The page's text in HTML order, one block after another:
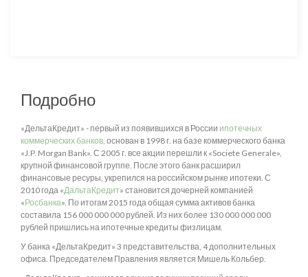
Подробно
«ДельтаКредит» - первый из появившихся в России ипотечных
коммерческих банков , основан в 1998 г. на базе коммерческого банка
«J.P. Morgan Bank». С 2005 г. все акции перешли к «Societe Generale»,
крупной финансовой группе. После этого банк расширил
финансовые ресуры, укрепился на российском рынке ипотеки. С
2010 года «ДальтаКредит» становится дочерней компанией
«Росбанка». По итогам 2015 года общая сумма активов банка
составила 156 000 000 000 рублей. Из них более 130 000 000 000
рублей пришлись на ипотечные кредиты физлицам.
У банка «ДельтаКредит» 3 представительства, 4 дополнительных
офиса. Председателем Правления является Мишель Кольбер.